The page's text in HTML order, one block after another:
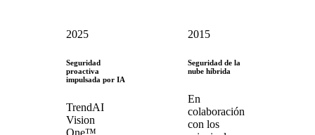
2025
Seguridad
proactiva
impulsada por IA
TrendAI
Vision
One™
2015
Seguridad de la
nube híbrida
En
colaboración
con los